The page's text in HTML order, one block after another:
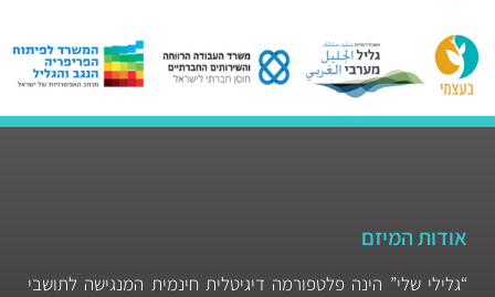
אודות המיזם
“גלילי שלי” הינה פלטפורמה דיגיטלית חינמית המנגישה לתושבי